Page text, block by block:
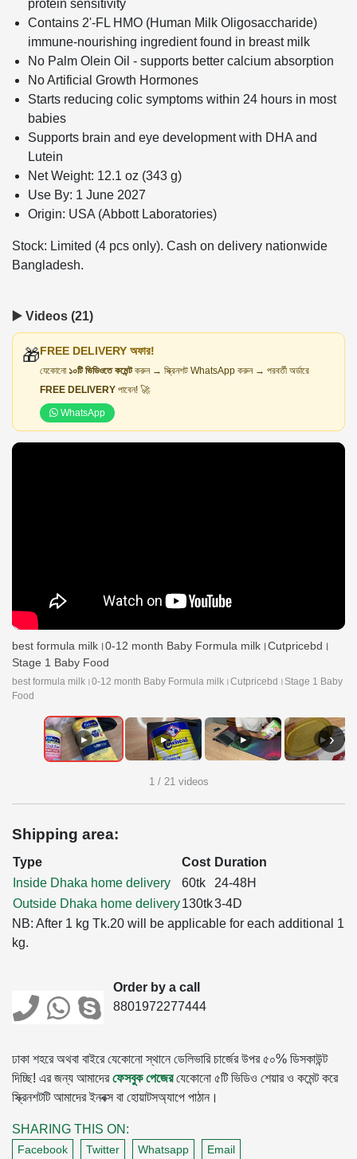
protein sensitivity
Contains 2'-FL HMO (Human Milk Oligosaccharide)
immune-nourishing ingredient found in breast milk
No Palm Olein Oil - supports better calcium absorption
No Artificial Growth Hormones
Starts reducing colic symptoms within 24 hours in most
babies
Supports brain and eye development with DHA and
Lutein
Net Weight: 12.1 oz (343 g)
Use By: 1 June 2027
Origin: USA (Abbott Laboratories)
Stock: Limited (4 pcs only). Cash on delivery nationwide
Bangladesh.
▶️ Videos (21)
🎁FREE DELIVERY অফার!
যেকোনো ১০টি ভিডিওতে কমেন্টকরুন → স্ক্রিনশট WhatsApp করুন → পরবর্তী অর্ডারে
FREE DELIVERY পাবেন! 🚀
WhatsApp
best formula milk।0-12 month Baby Formula milk।Cutpricebd।
Stage 1 Baby Food
best formula milk।0-12 month Baby Formula milk।Cutpricebd।Stage 1 Baby
Food
▶ ▶ ▶ ▶ ›
1 / 21 videos
Shipping area:
Type Cost Duration
Inside Dhaka home delivery
60tk
24-48H
Outside Dhaka home delivery130tk3-4D
NB: After 1 kg Tk.20 will be applicable for each additional 1
kg.
Order by a call
8801972277444
ঢাকা শহরে অথবা বাইরে যেকোনো স্থানে ডেলিভারি চার্জের উপর ৫০% ডিসকাউন্ট
দিচ্ছি! এর জন্য আমাদেরফেসবুক পেজেরযেকোনো ৫টি ভিডিও শেয়ার ও কমেন্ট করে
স্ক্রিনশটটি আমাদের ইনবক্স বা হোয়াটসঅ্যাপে পাঠান।
SHARING THIS ON:
Facebook Twitter Whatsapp Email